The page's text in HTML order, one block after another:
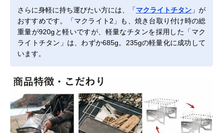
さらに身軽に持ち運びたい方には、「マクライトチタン 」が
おすすめです。「マクライト2」も、焼き台取り付け時の総
重量が920gと軽いですが、軽量なチタンを採用した「マク
ライトチタン」は、わずか685g。235gの軽量化に成功して
います。